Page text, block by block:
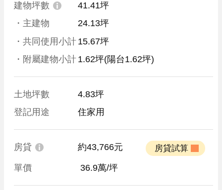
建物坪數
41.41坪
・主建物
24.13坪
・共同使用小計 15.67坪
・附屬建物小計 1.62坪(陽台1.62坪)
土地坪數
4.83坪
登記用途
住家用
房貸 約43,766元
單價 36.9萬/坪